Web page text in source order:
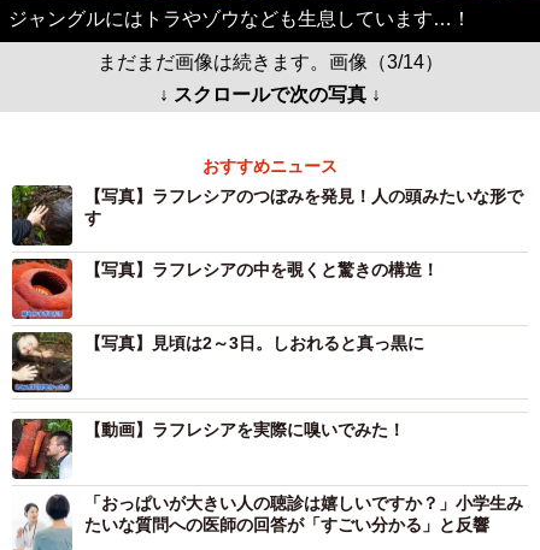
ジャングルにはトラやゾウなども生息しています…！
まだまだ画像は続きます。画像（3/14）
↓ スクロールで次の写真 ↓
おすすめニュース
【写真】ラフレシアのつぼみを発見！人の頭みたいな形で
す
【写真】ラフレシアの中を覗くと驚きの構造！
【写真】見頃は2～3日。しおれると真っ黒に
【動画】ラフレシアを実際に嗅いでみた！
「おっぱいが大きい人の聴診は嬉しいですか？」小学生み
たいな質問への医師の回答が「すごい分かる」と反響